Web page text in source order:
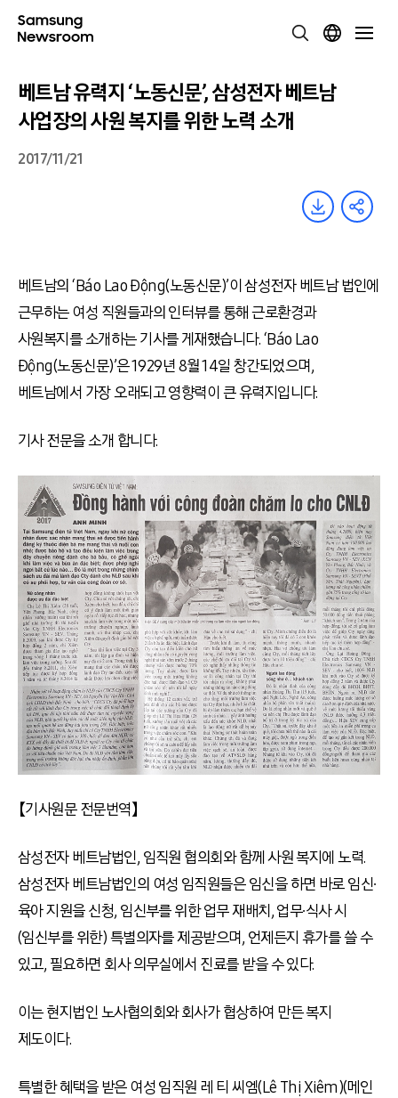
베트남 유력지 ‘노동신문’, 삼성전자 베트남
사업장의 사원 복지를 위한 노력 소개
2017/11/21
베트남의 ‘Báo Lao Động(노동신문)’이 삼성전자 베트남 법인에
근무하는 여성 직원들과의 인터뷰를 통해 근로환경과
사원복지를 소개하는 기사를 게재했습니다. ‘Báo Lao
Động(노동신문)’은 1929년 8월 14일 창간되었으며,
베트남에서 가장 오래되고 영향력이 큰 유력지입니다.
기사 전문을 소개 합니다.
【기사원문 전문번역】
삼성전자 베트남법인, 임직원 협의회와 함께 사원 복지에 노력.
삼성전자 베트남법인의 여성 임직원들은 임신을 하면 바로 임신∙
육아 지원을 신청, 임신부를 위한 업무 재배치, 업무∙식사 시
(임신부를 위한) 특별의자를 제공받으며, 언제든지 휴가를 쓸 수
있고, 필요하면 회사 의무실에서 진료를 받을 수 있다.
이는 현지법인 노사협의회와 회사가 협상하여 만든 복지
제도이다.
특별한 혜택을 받은 여성 임직원 레 티 씨엠(Lê Thị Xiêm)(메인